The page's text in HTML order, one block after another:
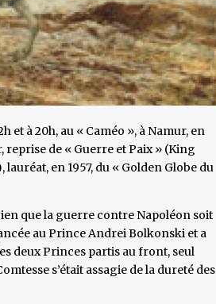
et à 20h, au « Caméo », à Namur, en
de « Guerre et Paix » (King
en 1957, du « Golden Globe du
que la guerre contre Napoléon soit
au Prince Andrei Bolkonski et a
deux Princes partis au front, seul
s’était assagie de la dureté des